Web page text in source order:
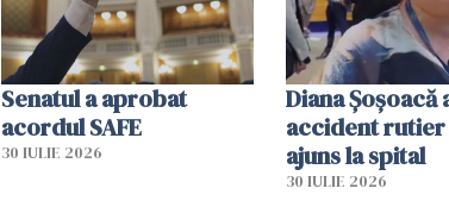
Senatul a aprobat
acordul SAFE
30 IULIE 2026
Diana Șoșoacă
accident rutier
ajuns la spital
30 IULIE 2026